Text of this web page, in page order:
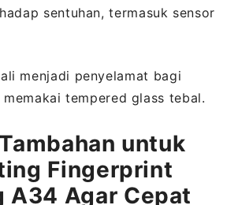
sentuhan, termasuk sensor
menjadi penyelamat bagi
tempered glass tebal.
untuk
Fingerprint
A34 Agar Cepat